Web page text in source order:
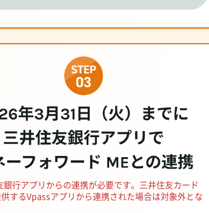
銀行アプリからの連携が必要です。三井住友カード
するVpassアプリから連携された場合は対象外とな